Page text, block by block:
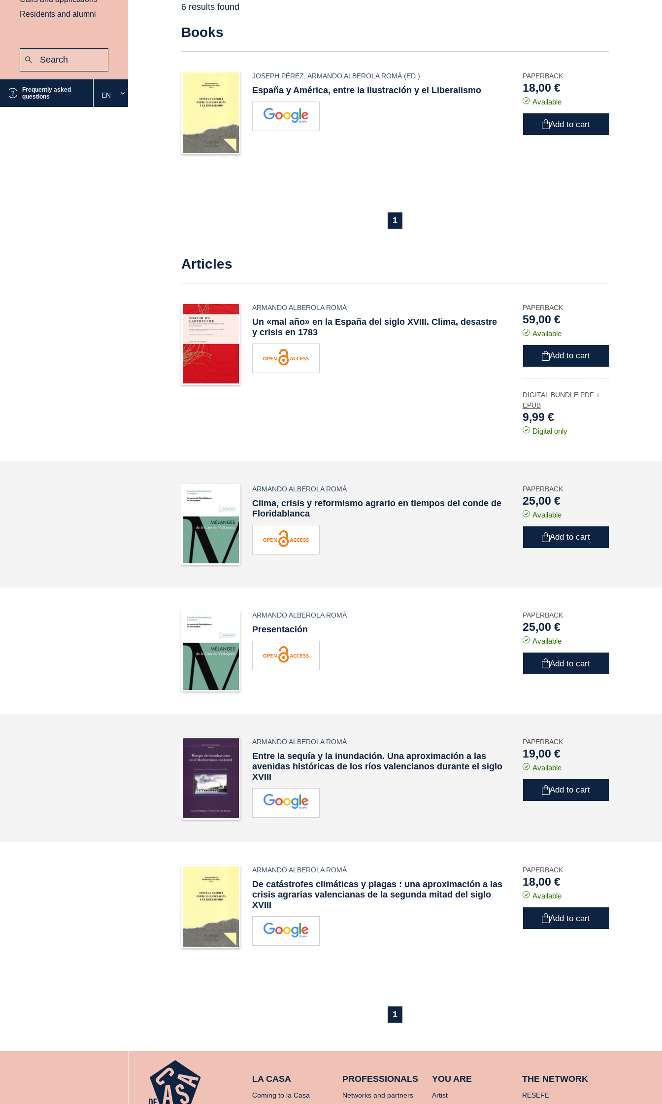
Residents and alumni
Frequently asked
questions
Select
the
EN
6 results found
Books
JOSEPH PÉREZ ,ARMANDO ALBEROLA ROMÁ (ED.)
España y América, entre la Ilustración y el Liberalismo
PAPERBACK
18,00 €
Available
Add to cart
1
Articles
ARMANDO ALBEROLA ROMÁ
Un «mal año» en la España del siglo XVIII. Clima, desastre
y crisis en 1783
PAPERBACK
59,00 €
Available
Add to cart
DIGITAL BUNDLE PDF +
EPUB
9,99 €
Digital only
ARMANDO ALBEROLA ROMÁ
Clima, crisis y reformismo agrario en tiempos del conde de
Floridablanca
PAPERBACK
25,00 €
Available
Add to cart
ARMANDO ALBEROLA ROMÁ
Presentación
PAPERBACK
25,00 €
Available
Add to cart
ARMANDO ALBEROLA ROMÁ
Entre la sequía y la inundación. Una aproximación a las
avenidas históricas de los ríos valencianos durante el siglo
XVIII
PAPERBACK
19,00 €
Available
Add to cart
ARMANDO ALBEROLA ROMÁ
De catástrofes climáticas y plagas : una aproximación a las
crisis agrarias valencianas de la segunda mitad del siglo
XVIII
PAPERBACK
18,00 €
Available
Add to cart
1
LA CASA
Coming to la Casa
PROFESSIONALS
Networks and partners
YOU ARE
Artist
THE NETWORK
RESEFE